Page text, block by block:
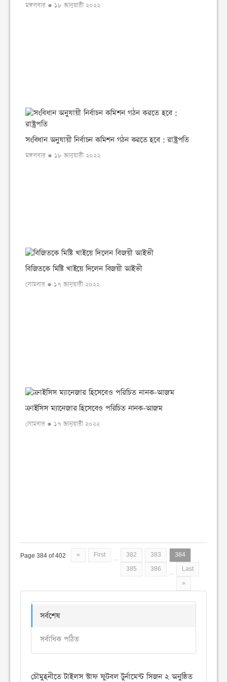
মঙ্গলবার ● ১৮ জানুয়ারী ২০২২
সংবিধান অনুযায়ী নির্বাচন কমিশন গঠন করতে হবে : রাষ্ট্রপতি
মঙ্গলবার ● ১৮ জানুয়ারী ২০২২
বিজিতকে মিষ্টি খাইয়ে দিলেন বিজয়ী আইভী
সোমবার ● ১৭ জানুয়ারী ২০২২
ক্রাইসিস ম্যানেজার হিসেবেও পরিচিত নানক-আজম
সোমবার ● ১৭ জানুয়ারী ২০২২
Page 384 of 402 « First ... 382 383
384
385
386 ...
Last
»
সর্বশেষ
সর্বাধিক পঠিত
চৌমুহনীতে টাইলস স্টাফ ফুটবল টুর্নামেন্ট সিজন ২ অনুষ্ঠিত